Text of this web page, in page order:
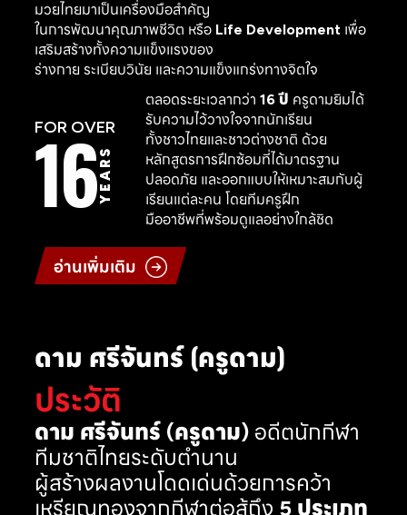
มวยไทยมาเป็นเครื่องมือสำคัญ
ในการพัฒนาคุณภาพชีวิต หรือ Life Developmentเพื่อ
เสริมสร้างทั้งความแข็งแรงของ
ร่างกาย ระเบียบวินัย และความแข็งแกร่งทางจิตใจ
FOR OVER
16YEARS
ตลอดระยะเวลากว่า 16 ปี ครูดามยิมได้
รับความไว้วางใจจากนักเรียน
ทั้งชาวไทยและชาวต่างชาติ ด้วย
หลักสูตรการฝึกซ้อมที่ได้มาตรฐาน
ปลอดภัย และออกแบบให้เหมาะสมกับผู้
เรียนแต่ละคน โดยทีมครูฝึก
มืออาชีพที่พร้อมดูแลอย่างใกล้ชิด
อ่านเพิ่มเติม
ดาม ศรีจันทร์ (ครูดาม)
ประวัติ
ดาม ศรีจันทร์ (ครูดาม)อดีตนักกีฬา
ทีมชาติไทยระดับตำนาน
ผู้สร้างผลงานโดดเด่นด้วยการคว้า
เหรียญทองจากกีฬาต่อสู้ถึง 5 ประเภท